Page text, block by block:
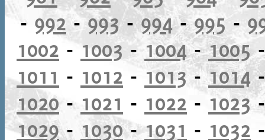
- 992 -993-994-995-
1002 -1003 -1004-1005
1011 - 1012 -1013-1014
1020- 1021 - 1022 - 1023
1029- 1030-1031 - 1032